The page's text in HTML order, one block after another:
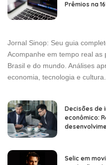
Prêmios na
Jornal Sinop: Seu guia
Acompanhe em tempo real as
Brasil e do mundo. Análises
economia, tecnologia e cultura.
Decisões de
econômico:
Selic em